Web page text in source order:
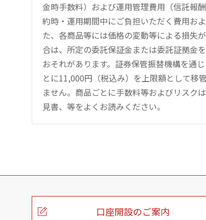
金時手数料）および運用管理費用（信託報
約時・運用期間中にご負担いただく費用お
た、各商品等には価格の変動等による損失
合は、所定の委託保証金または委託証拠金
おそれがあります。証券保管振替機構を通
とに11,000円（税込み）を上限額として移
ません。商品ごとに手数料等およびリスク
見書、等をよくお読みください。
こ
口座開設のご案内